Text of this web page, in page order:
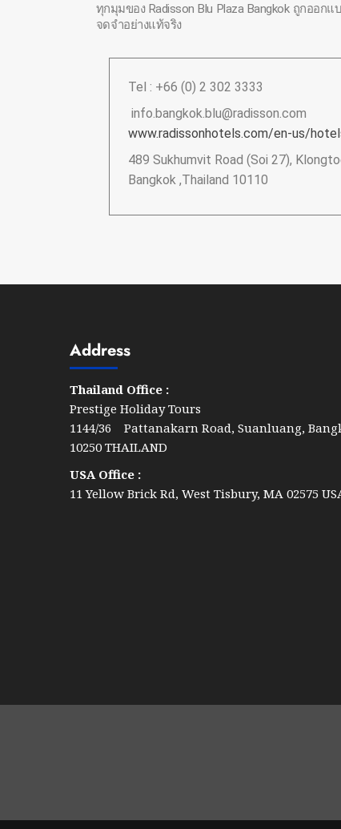
ทุกมุมของ Radisson Blu Plaza Bangkok ถูกออก
จดจำอย่างแท้จริง
Tel : +66 (0) 2 302 3333
info.bangkok.blu@radisson.com
www.radissonhotels.com/en-us/
489 Sukhumvit Road (Soi 27),
Bangkok ,Thailand 10110
Address
Thailand Office :
Prestige Holiday Tours
1144/36 Pattanakarn Road, Suanluang,
10250 THAILAND
USA Office :
11 Yellow Brick Rd, West Tisbury, MA 02575